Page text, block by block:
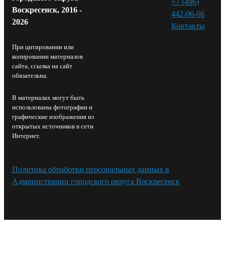
Воскресенск, 2016 -
2026
При цитировании или
копировании материалов
сайта, ссылка на сайт
обязательна.
В материалах могут быть
использованы фотографии и
графические изображения из
открытых источников в сети
Интернет.
442-06-66
Контакты⁠
Политика обработки персональных данных в
Администрации городского округа Воскресенск